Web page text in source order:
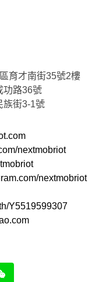
育才南街35號2樓
功路36號
族街3-1號
nextmobriot
nextmobriot
Y5519599307